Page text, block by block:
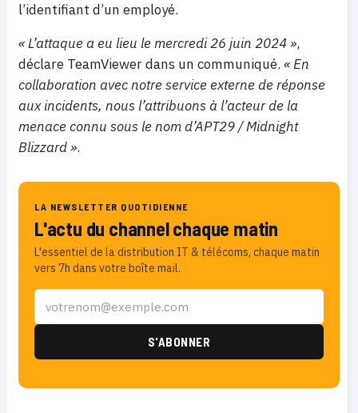
l’identifiant d’un employé.
« L’attaque a eu lieu le mercredi 26 juin 2024 »,
déclare TeamViewer dans un communiqué. « En
collaboration avec notre service externe de réponse
aux incidents, nous l’attribuons à l’acteur de la
menace connu sous le nom d’APT29 / Midnight
Blizzard ».
LA NEWSLETTER QUOTIDIENNE
L'actu du channel chaque matin
L'essentiel de la distribution IT & télécoms, chaque matin
vers 7h dans votre boîte mail.